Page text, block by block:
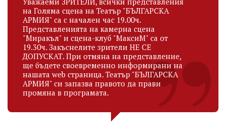
на Голяма сцена на Театър "БЪЛГАРСКА
АРМИЯ" са с начален час 19.00ч.
Представленията на камерна сцена
"Миракъл" и сцена-клуб "МаксиМ" са от
19.30ч. Закъснелите зрители НЕ СЕ
ДОПУСКАТ. При отмяна на представление,
ще бъдете своевременно информирани на
нашата web страница. Театър "БЪЛГАРСКА
АРМИЯ" си запазва правото да прави
промяна в програмата.